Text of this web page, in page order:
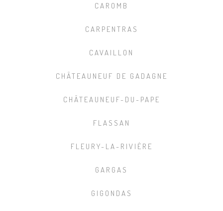
CAROMB
CARPENTRAS
CAVAILLON
CHÂTEAUNEUF DE GADAGNE
CHÂTEAUNEUF-DU-PAPE
FLASSAN
FLEURY-LA-RIVIÈRE
GARGAS
GIGONDAS